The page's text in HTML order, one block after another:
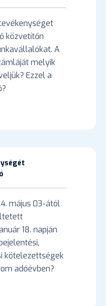
közvetítőn
A
melyik
Ezzel a
május 03-ától
18. napján
kötelezettségek
adóévben?